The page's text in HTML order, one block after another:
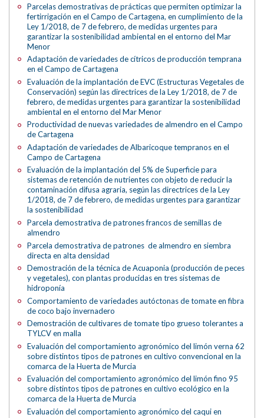
Parcelas demostrativas de prácticas que permiten optimizar la
fertirrigación en el Campo de Cartagena, en cumplimiento de la
Ley 1/2018, de 7 de febrero, de medidas urgentes para
garantizar la sostenibilidad ambiental en el entorno del Mar
Menor
Adaptación de variedades de cítricos de producción temprana
en el Campo de Cartagena
Evaluación de la implantación de EVC (Estructuras Vegetales de
Conservación) según las directrices de la Ley 1/2018, de 7 de
febrero, de medidas urgentes para garantizar la sostenibilidad
ambiental en el entorno del Mar Menor
Productividad de nuevas variedades de almendro en el Campo
de Cartagena
Adaptación de variedades de Albaricoque tempranos en el
Campo de Cartagena
Evaluación de la implantación del 5% de Superficie para
sistemas de retención de nutrientes con objeto de reducir la
contaminación difusa agraria, según las directrices de la Ley
1/2018, de 7 de febrero, de medidas urgentes para garantizar
la sostenibilidad
Parcela demostrativa de patrones francos de semillas de
almendro
Parcela demostrativa de patrones de almendro en siembra
directa en alta densidad
Demostración de la técnica de Acuaponia (producción de peces
y vegetales), con plantas producidas en tres sistemas de
hidroponía
Comportamiento de variedades autóctonas de tomate en fibra
de coco bajo invernadero
Demostración de cultivares de tomate tipo grueso tolerantes a
TYLCV en malla
Evaluación del comportamiento agronómico del limón verna 62
sobre distintos tipos de patrones en cultivo convencional en la
comarca de la Huerta de Murcia
Evaluación del comportamiento agronómico del limón fino 95
sobre distintos tipos de patrones en cultivo ecológico en la
comarca de la Huerta de Murcia
Evaluación del comportamiento agronómico del caqui en